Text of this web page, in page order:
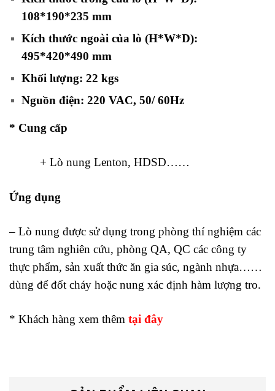
108*190*235 mm
Kích thước ngoài của lò (H*W*D):
495*420*490 mm
Khối lượng: 22 kgs
Nguồn điện: 220 VAC, 50/ 60Hz
* Cung cấp
+ Lò nung Lenton, HDSD……
Ứng dụng
– Lò nung được sử dụng trong phòng thí nghiệm các
trung tâm nghiên cứu, phòng QA, QC các công ty
thực phẩm, sản xuất thức ăn gia súc, ngành nhựa……
dùng để đốt cháy hoặc nung xác định hàm lượng tro.
* Khách hàng xem thêm tại đây